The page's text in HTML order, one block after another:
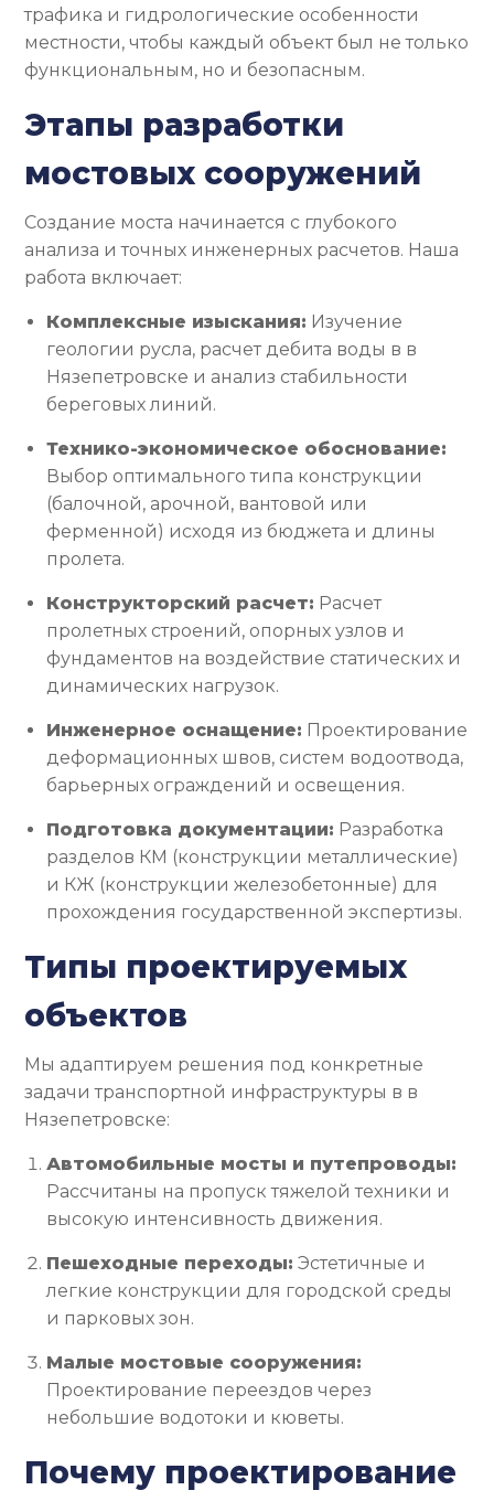
трафика и гидрологические особенности
местности, чтобы каждый объект был не только
функциональным, но и безопасным.
Этапы разработки
мостовых сооружений
Создание моста начинается с глубокого
анализа и точных инженерных расчетов. Наша
работа включает:
Комплексные изыскания: Изучение
геологии русла, расчет дебита воды в в
Нязепетровске и анализ стабильности
береговых линий.
Технико-экономическое обоснование:
Выбор оптимального типа конструкции
(балочной, арочной, вантовой или
ферменной) исходя из бюджета и длины
пролета.
Конструкторский расчет: Расчет
пролетных строений, опорных узлов и
фундаментов на воздействие статических и
динамических нагрузок.
Инженерное оснащение: Проектирование
деформационных швов, систем водоотвода,
барьерных ограждений и освещения.
Подготовка документации: Разработка
разделов КМ (конструкции металлические)
и КЖ (конструкции железобетонные) для
прохождения государственной экспертизы.
Типы проектируемых
объектов
Мы адаптируем решения под конкретные
задачи транспортной инфраструктуры в в
Нязепетровске:
Автомобильные мосты и путепроводы:
Рассчитаны на пропуск тяжелой техники и
высокую интенсивность движения.
Пешеходные переходы: Эстетичные и
легкие конструкции для городской среды
и парковых зон.
Малые мостовые сооружения:
Проектирование переездов через
небольшие водотоки и кюветы.
Почему проектирование